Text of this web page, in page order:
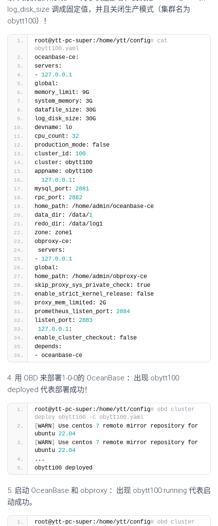
log_disk_size 调成固定值，并且关闭生产模式（集群名为
obytt100）！
root@ytt-pc-super:/home/ytt/config# cat
obytt100.yaml
oceanbase-ce:
servers:
- 127.0.0.1
global:
memory_limit: 9G
system_memory: 3G
datafile_size: 30G
log_disk_size: 30G
devname: lo
cpu_count: 32
production_mode: false
cluster_id: 100
cluster: obytt100
appname: obytt100
127.0.0.1:
mysql_port: 2881
rpc_port: 2882
home_path: /home/admin/oceanbase-ce
data_dir: /data/1
redo_dir: /data/log1
zone: zone1
obproxy-ce:
servers:
- 127.0.0.1
global:
home_path: /home/admin/obproxy-ce
skip_proxy_sys_private_check: true
enable_strict_kernel_release: false
proxy_mem_limited: 2G
prometheus_listen_port: 2884
listen_port: 2883
127.0.0.1:
enable_cluster_checkout: false
depends:
- oceanbase-ce
4. 用 OBD 来部署1-0-0的 OceanBase ：出现 obytt100
deployed 代表部署成功！
root@ytt-pc-super:/home/ytt/config# obd cluster
deploy obytt100 -c obytt100.yaml
WARN Use centos 7 remote mirror repository for
ubuntu 22.04
WARN Use centos 7 remote mirror repository for
ubuntu 22.04
...
obytt100 deployed
5. 启动 OceanBase 和 obproxy ：出现 obytt100 running 代表启
动成功。
root@ytt-pc-super:/home/ytt/config# obd cluster